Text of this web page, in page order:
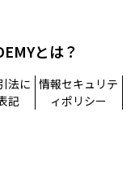
とは？
法に
記
情報セキュリテ
ィポリシー